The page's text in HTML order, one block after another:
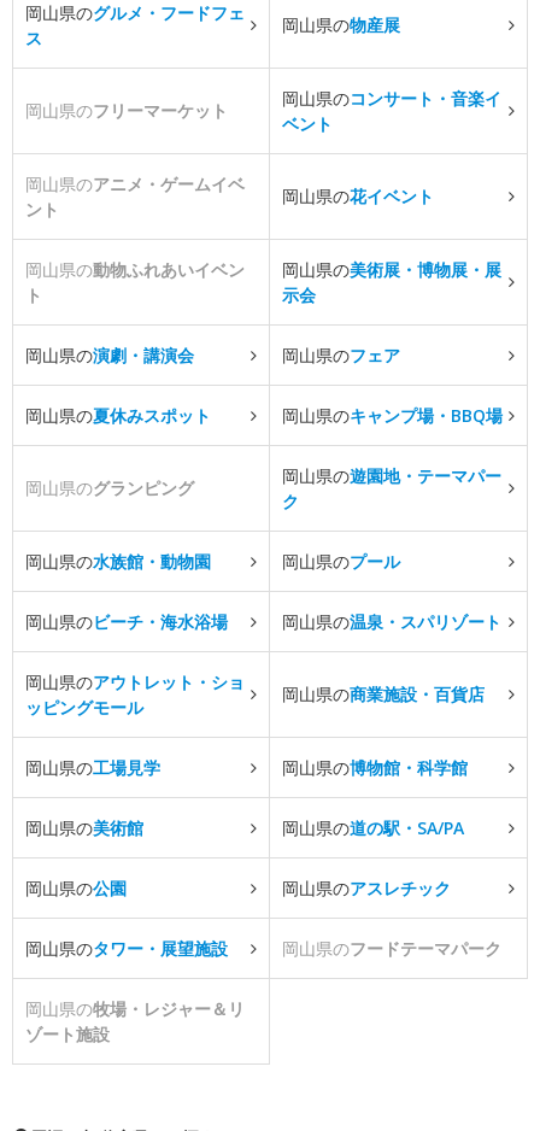
岡山県のグルメ・フードフェ
ス
岡山県の物産展
岡山県のフリーマーケット
岡山県のコンサート・音楽イ
ベント
岡山県のアニメ・ゲームイベ
ント
岡山県の花イベント
岡山県の動物ふれあいイベン
ト
岡山県の美術展・博物展・展
示会
岡山県の演劇・講演会 岡山県のフェア
岡山県の夏休みスポット 岡山県のキャンプ場・BBQ場
岡山県のグランピング
岡山県の遊園地・テーマパー
ク
岡山県の水族館・動物園 岡山県のプール
岡山県のビーチ・海水浴場 岡山県の温泉・スパリゾート
岡山県のアウトレット・ショ
ッピングモール
岡山県の商業施設・百貨店
岡山県の工場見学 岡山県の博物館・科学館
岡山県の美術館 岡山県の道の駅・SA/PA
岡山県の公園 岡山県のアスレチック
岡山県のタワー・展望施設 岡山県のフードテーマパーク
岡山県の牧場・レジャー＆リ
ゾート施設